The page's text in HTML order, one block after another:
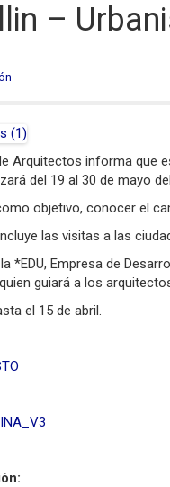
–
Arquitectos informa que
del 19 al 30 de mayo
objetivo, conocer el
las visitas a las
*EDU, Empresa de
guiará a los
el 15 de abril.